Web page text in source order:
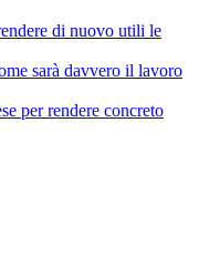
di nuovo utili le
sarà davvero il lavoro
per rendere concreto